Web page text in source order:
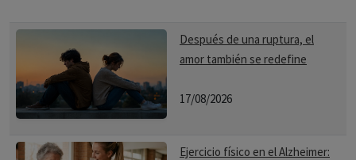
Después de una ruptura, el
amor también se redefine
17/08/2026
Ejercicio físico en el Alzheimer: